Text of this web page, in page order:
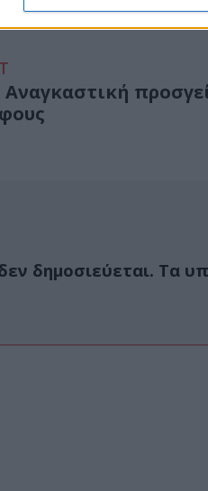
Αναγκαστική
δημοσιεύεται. Τα